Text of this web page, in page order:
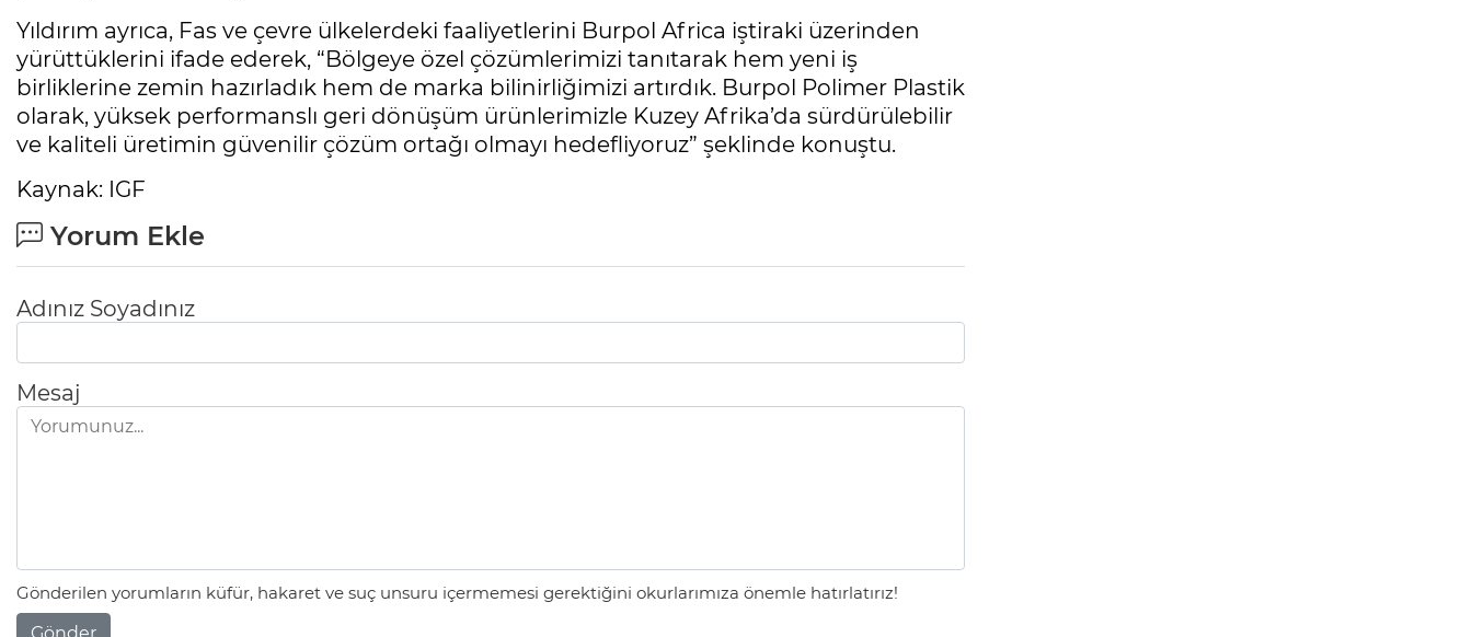
Yıldırım ayrıca, Fas ve çevre ülkelerdeki faaliyetlerini Burpol Africa iştiraki üzerinden
yürüttüklerini ifade ederek, “Bölgeye özel çözümlerimizi tanıtarak hem yeni iş
birliklerine zemin hazırladık hem de marka bilinirliğimizi artırdık. Burpol Polimer Plastik
olarak, yüksek performanslı geri dönüşüm ürünlerimizle Kuzey Afrika’da sürdürülebilir
ve kaliteli üretimin güvenilir çözüm ortağı olmayı hedefliyoruz” şeklinde konuştu.
Kaynak: IGF
Yorum Ekle
Adınız Soyadınız
Mesaj
Gönderilen yorumların küfür, hakaret ve suç unsuru içermemesi gerektiğini okurlarımıza önemle hatırlatırız!